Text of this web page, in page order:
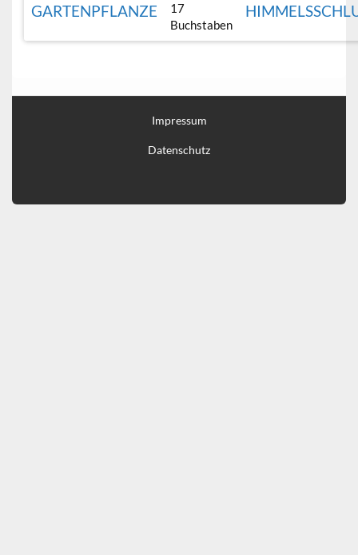
GARTENPFLANZE
17
Buchstaben
Impressum
Datenschutz